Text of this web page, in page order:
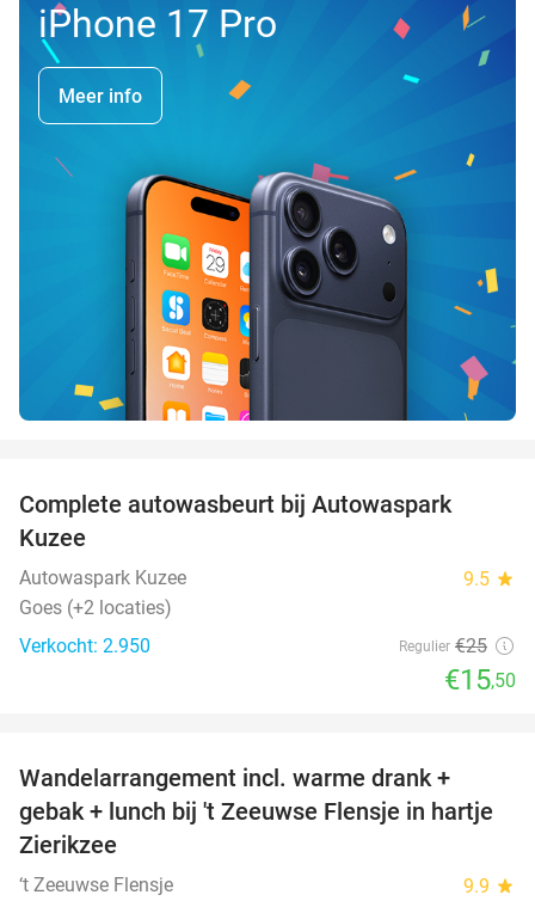
iPhone 17 Pro
Meer info
Complete autowasbeurt bij Autowaspark
Kuzee
Autowaspark Kuzee 9.5 star
Goes (+2 locaties)
Verkocht: 2.950
Regulier €25
€15,50
Wandelarrangement incl. warme drank +
gebak + lunch bij 't Zeeuwse Flensje in hartje
Zierikzee
‘t Zeeuwse Flensje 9.9 star